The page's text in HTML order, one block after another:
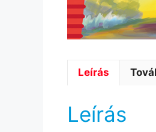
Leírás
Leírás